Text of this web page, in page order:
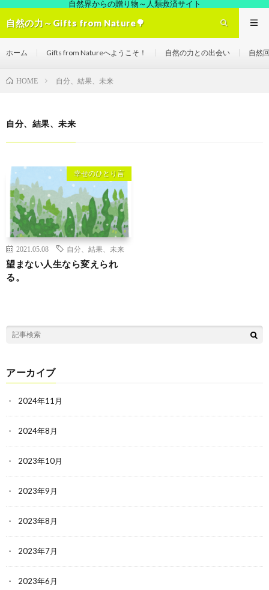
自然界からの贈り物～人類救済サイト
自然の力～Gifts from Nature🌳
ホーム Gifts from Natureへようこそ！ 自然の力との出会い 自然
HOME 自分、結果、未来
自分、結果、未来
幸せのひとり言
2021.05.08 自分、結果、未来
望まない人生なら変えられ
る。
アーカイブ
2024年11月
2024年8月
2023年10月
2023年9月
2023年8月
2023年7月
2023年6月